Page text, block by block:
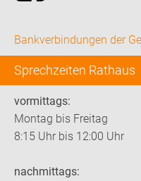
Bankverbindungen der
Sprechzeiten Rathaus
vormittags:
Montag bis Freitag
8:15 Uhr bis 12:00 Uhr
nachmittags: